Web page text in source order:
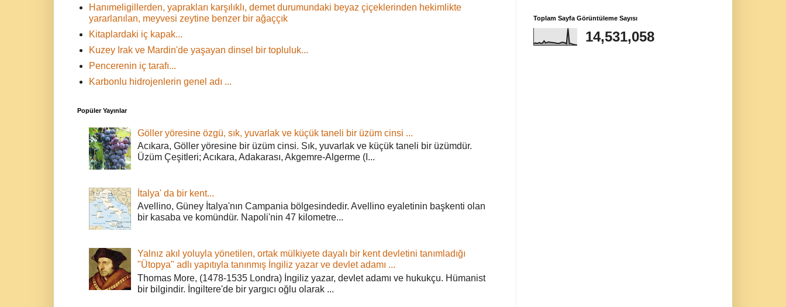
Hanımeligillerden, yaprakları karşılıklı, demet durumundaki beyaz çiçeklerinden hekimlikte
yararlanılan, meyvesi zeytine benzer bir ağaççık
Kitaplardaki iç kapak...
Kuzey Irak ve Mardin'de yaşayan dinsel bir topluluk...
Pencerenin iç tarafı...
Karbonlu hidrojenlerin genel adı ...
Popüler Yayınlar
Göller yöresine özgü, sık, yuvarlak ve küçük taneli bir üzüm cinsi ...
Acıkara, Göller yöresine bir üzüm cinsi. Sık, yuvarlak ve küçük taneli bir üzümdür.
Üzüm Çeşitleri; Acıkara, Adakarası, Akgemre-Algerme (I...
İtalya' da bir kent...
Avellino, Güney İtalya'nın Campania bölgesindedir. Avellino eyaletinin başkenti olan
bir kasaba ve komündür. Napoli'nin 47 kilometre...
Yalnız akıl yoluyla yönetilen, ortak mülkiyete dayalı bir kent devletini tanımladığı
"Ütopya" adlı yapıtıyla tanınmış İngiliz yazar ve devlet adamı ...
Thomas More, (1478-1535 Londra) İngiliz yazar, devlet adamı ve hukukçu. Hümanist
bir bilgindir. İngiltere'de bir yargıcı oğlu olarak ...
Toplam Sayfa Görüntüleme Sayısı
14,531,058